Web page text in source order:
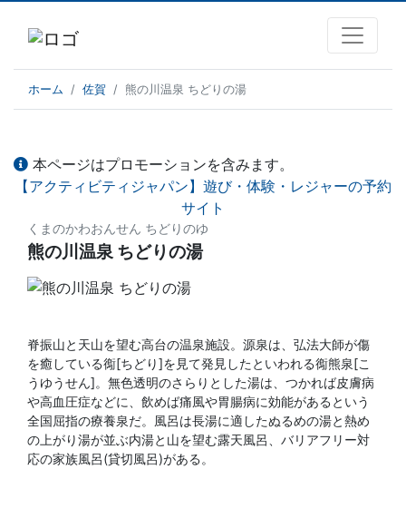
ホーム 佐賀 熊の川温泉 ちどりの湯
本ページはプロモーションを含みます。
【アクティビティジャパン】遊び・体験・レジャーの予約
サイト
くまのかわおんせん ちどりのゆ
熊の川温泉 ちどりの湯
脊振山と天山を望む高台の温泉施設。源泉は、弘法大師が傷
を癒している鵆[ちどり]を見て発見したといわれる鵆熊泉[こ
うゆうせん]。無色透明のさらりとした湯は、つかれば皮膚病
や高血圧症などに、飲めば痛風や胃腸病に効能があるという
全国屈指の療養泉だ。風呂は長湯に適したぬるめの湯と熱め
の上がり湯が並ぶ内湯と山を望む露天風呂、バリアフリー対
応の家族風呂(貸切風呂)がある。